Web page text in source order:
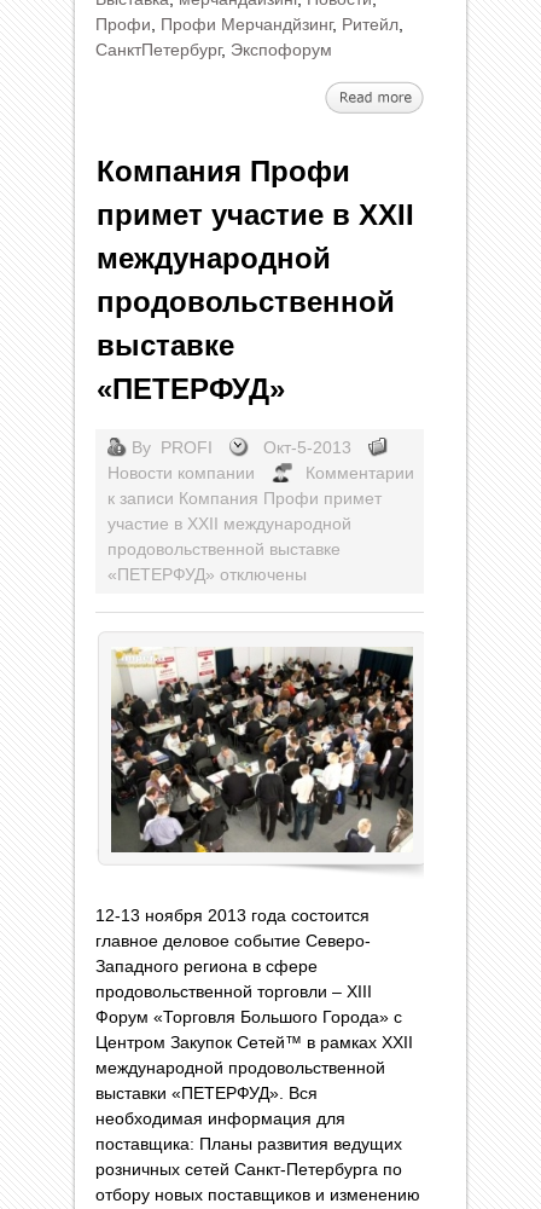
Профи
Профи Мерчандйзинг, Ритейл
СанктПетербург, Экспофорум
Компания Профи
примет участие в XXII
международной
продовольственной
выставке
«ПЕТЕРФУД»
By PROFI
Окт-5-2013
Новости компании
Комментарии
к записи Компания Профи примет
участие в XXII международной
продовольственной выставке
«ПЕТЕРФУД» отключены
12-13 ноября 2013 года состоится
главное деловое событие Северо-
Западного региона в сфере
продовольственной торговли – XIII
Форум «Торговля Большого Города» с
Центром Закупок Сетей™ в рамках XXII
международной продовольственной
выставки «ПЕТЕРФУД». Вся
необходимая информация для
поставщика: Планы развития ведущих
розничных сетей Санкт-Петербурга по
отбору новых поставщиков и изменению